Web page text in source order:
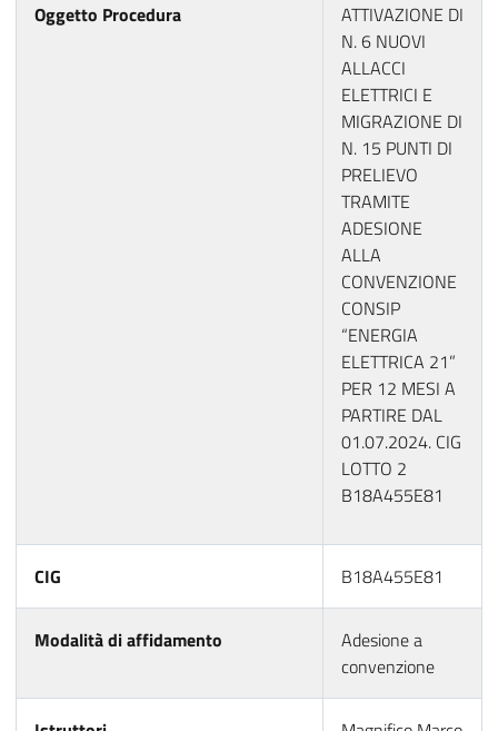
Oggetto Procedura
ATTIVAZIONE DI
N. 6 NUOVI
ALLACCI
ELETTRICI E
MIGRAZIONE DI
N. 15 PUNTI DI
PRELIEVO
TRAMITE
ADESIONE
ALLA
CONVENZIONE
CONSIP
“ENERGIA
ELETTRICA 21”
PER 12 MESI A
PARTIRE DAL
01.07.2024. CIG
LOTTO 2
B18A455E81
CIG B18A455E81
Modalità di affidamento
Adesione a
convenzione